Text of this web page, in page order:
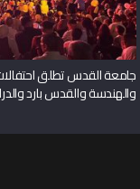
جامعة القدس تطلق
والهندسة والقدس بارد